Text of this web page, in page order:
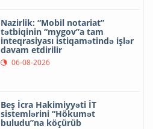
Nazirlik: “Mobil notariat”
tətbiqinin “mygov”a tam
inteqrasiyası istiqamətində işlər
davam etdirilir
06-08-2026
Beş İcra Hakimiyyəti İT
sistemlərini “Hökumət
buludu”na köçürüb